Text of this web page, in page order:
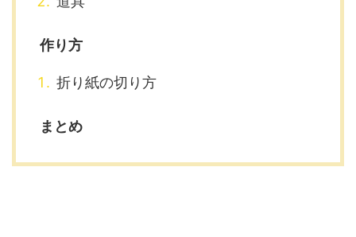
作り方
折り紙の切り方
まとめ